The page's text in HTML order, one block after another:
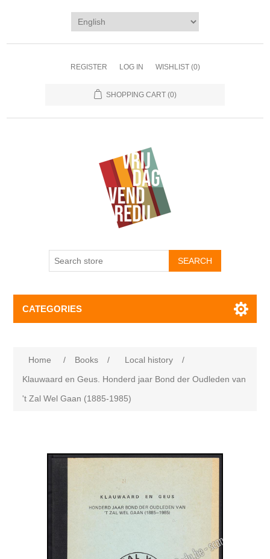
REGISTER LOG IN WISHLIST (0)
SHOPPING CART (0)
CATEGORIES
Home / Books / Local history
/
Klauwaard en Geus. Honderd jaar Bond der Oudleden van
't Zal Wel Gaan (1885-1985)